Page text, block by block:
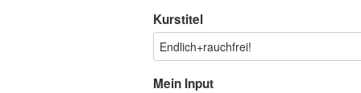
Kurstitel
Mein Input